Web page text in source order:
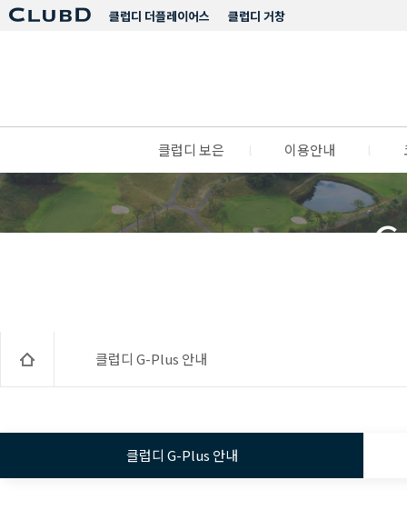
클럽디 거창
클럽디 더플레이어스
클럽디 보은 이용안내
클럽디 G-Plus 안내
클럽디 G-Plus 안내